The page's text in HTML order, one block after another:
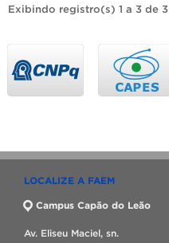
Exibindo registro(s) 1 a 3 de
LOCALIZE A FAEM
Campus Capão do Leão
Av. Eliseu Maciel, sn.